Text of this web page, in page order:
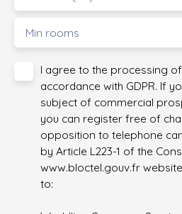
Min rooms
I agree to the processing
accordance with GDPR. If
subject of commercial
you can register free of
opposition to telephone
by Article L223-1 of the
www.bloctel.gouv.fr
to: